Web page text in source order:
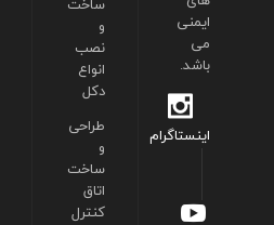
و
نصب
انواع
دکل
طراحی
و
ساخت
اتاق
کنترل
ایمنی
می
باشد.
اینستاگرام